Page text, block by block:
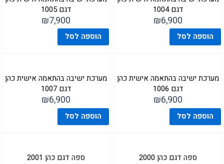
דגם 1004
₪6,900
הוספה לסל
דגם 1005
₪7,900
הוספה לסל
מערכת ישיבה בהתאמה אישית כהן
דגם 1006
₪6,900
הוספה לסל
מערכת ישיבה בהתאמה אישית כהן
דגם 1007
₪6,900
הוספה לסל
ספה דגם כהן 2000 ספה דגם כהן 2001